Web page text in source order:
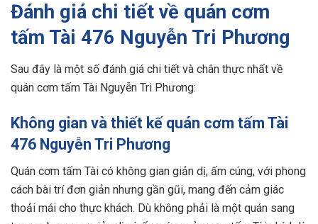
Đánh giá chi tiết về quán cơm
tấm Tài 476 Nguyễn Tri Phương
Sau đây là một số đánh giá chi tiết và chân thực nhất về
quán cơm tấm Tài Nguyễn Tri Phương:
Không gian và thiết kế quán cơm tấm Tài
476 Nguyễn Tri Phương
Quán cơm tấm Tài có không gian giản dị, ấm cúng, với phong
cách bài trí đơn giản nhưng gần gũi, mang đến cảm giác
thoải mái cho thực khách. Dù không phải là một quán sang